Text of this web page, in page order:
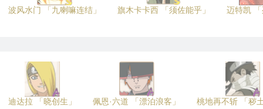
波风水门 「九喇嘛连结」 旗木卡卡西 「须佐能乎」 迈特凯
迪达拉 「晓创生」 佩恩·六道 「漂泊浪客」 桃地再不斩 「秽